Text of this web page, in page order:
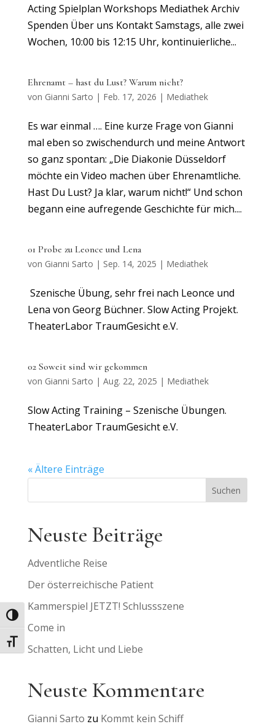
Umschalten auf hohe Kontraste
Schrift vergrößern
Acting Spielplan Workshops Mediathek Archiv
Spenden Über uns Kontakt Samstags, alle zwei
Wochen, 10:00 bis 12:15 Uhr, kontinuierliche...
Ehrenamt – hast du Lust? Warum nicht?
von Gianni Sarto | Feb. 17, 2026 | Mediathek
Es war einmal …. Eine kurze Frage von Gianni
mal eben so zwischendurch und meine Antwort
so ganz spontan: „Die Diakonie Düsseldorf
möchte ein Video machen über Ehrenamtliche.
Hast Du Lust? Ja klar, warum nicht!“ Und schon
begann eine aufregende Geschichte für mich....
01 Probe zu Leonce und Lena
von Gianni Sarto | Sep. 14, 2025 | Mediathek
Szenische Übung, sehr frei nach Leonce und
Lena von Georg Büchner. Slow Acting Projekt.
TheaterLabor TraumGesicht e.V.
02 Soweit sind wir gekommen
von Gianni Sarto | Aug. 22, 2025 | Mediathek
Slow Acting Training – Szenische Übungen.
TheaterLabor TraumGesicht e.V.
« Ältere Einträge
Suchen
Neuste Beiträge
Adventliche Reise
Der österreichische Patient
Kammerspiel JETZT! Schlussszene
Come in
Schatten, Licht und Liebe
Neuste Kommentare
Gianni Sarto zu Kommt kein Schiff